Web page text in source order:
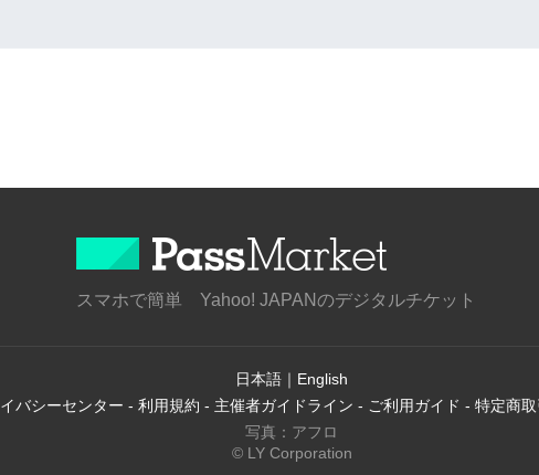
スマホで簡単 Yahoo! JAPANのデジタルチケット
日本語 ｜ English
バシーセンター - 利用規約 - 主催者ガイドライン - ご利用ガイド - 特定商
写真：アフロ
© LY Corporation